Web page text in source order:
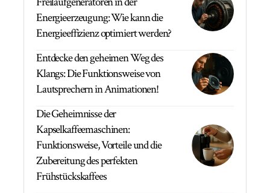
Energieerzeugung: Wie kann die
Energieeffizienz optimiert werden?
Entdecke den geheimen Weg des
Klangs: Die Funktionsweise von
Lautsprechern in Animationen!
Die Geheimnisse der
Kapselkaffeemaschinen:
Funktionsweise, Vorteile und die
Zubereitung des perfekten
Frühstückskaffees